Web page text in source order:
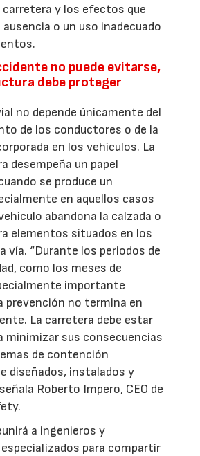
y los efectos que
o un uso inadecuado
no puede evitarse,
debe proteger
no depende únicamente del
de los conductores o de la
en los vehículos. La
desempeña un papel
se produce un
en aquellos casos
abandona la calzada o
elementos situados en los
vía. “Durante los periodos de
como los meses de
importante
prevención no termina en
La carretera debe estar
minimizar sus consecuencias
de contención
diseñados, instalados y
Roberto Impero, CEO de
a ingenieros y
para compartir